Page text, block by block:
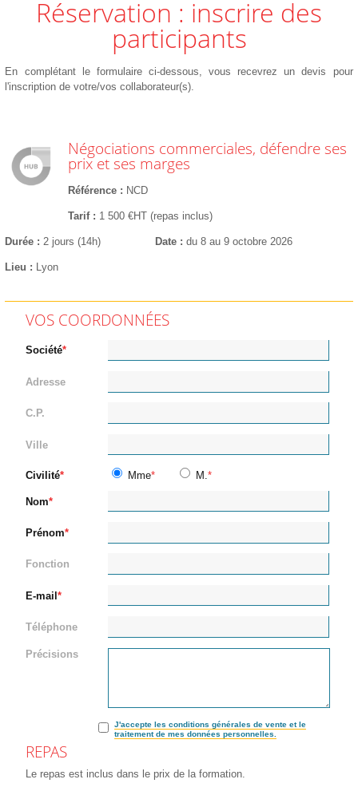
Réservation : inscrire des
participants
En complétant le formulaire ci-dessous, vous recevrez un devis pour
l'inscription de votre/vos collaborateur(s).
Négociations commerciales, défendre ses
prix et ses marges
Référence NCD
Tarif 1 500 €HT (repas inclus)
Durée 2 jours (14h) Date du 8 au 9 octobre 2026
Lieu Lyon
VOS COORDONNÉES
Société
Adresse
C.P.
Ville
Civilité Mme M.
Nom
Prénom
Fonction
E-mail
Téléphone
Précisions
J'accepte les conditions générales de vente et le
traitement de mes données personnelles.
REPAS
Le repas est inclus dans le prix de la formation.